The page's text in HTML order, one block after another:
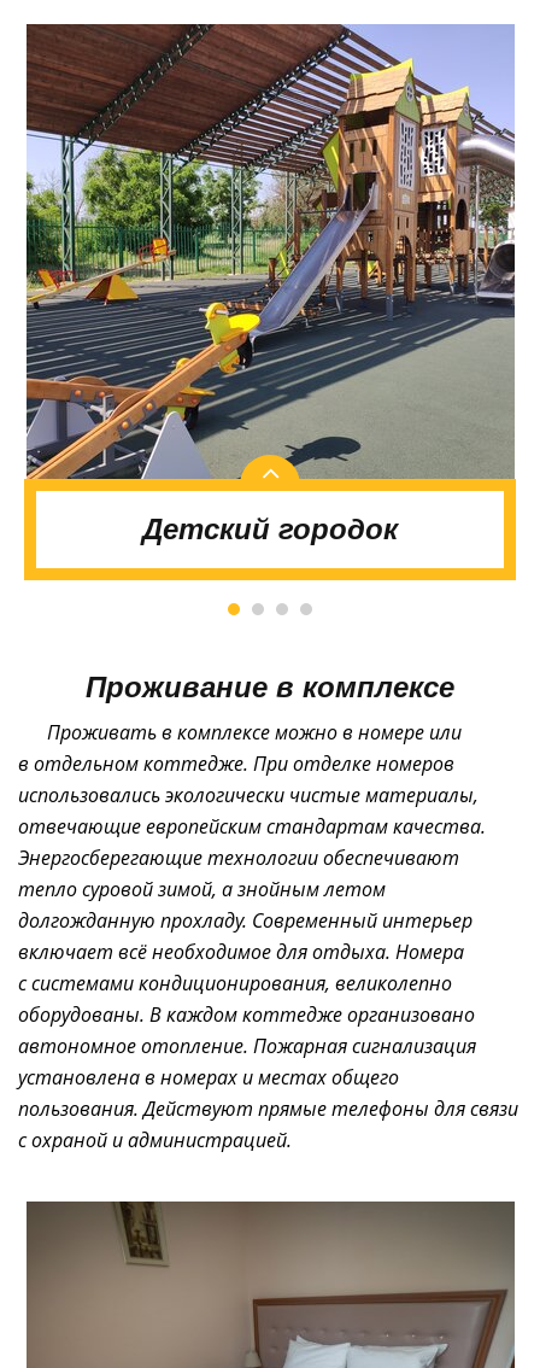
Детский городок
Проживание в комплексе
Проживать в комплексе можно в номере или
в отдельном коттедже. При отделке номеров
использовались экологически чистые материалы,
отвечающие европейским стандартам качества.
Энергосберегающие технологии обеспечивают
тепло суровой зимой, а знойным летом
долгожданную прохладу. Современный интерьер
включает всё необходимое для отдыха. Номера
с системами кондиционирования, великолепно
оборудованы. В каждом коттедже организовано
автономное отопление. Пожарная сигнализация
установлена в номерах и местах общего
пользования. Действуют прямые телефоны для связи
с охраной и администрацией.